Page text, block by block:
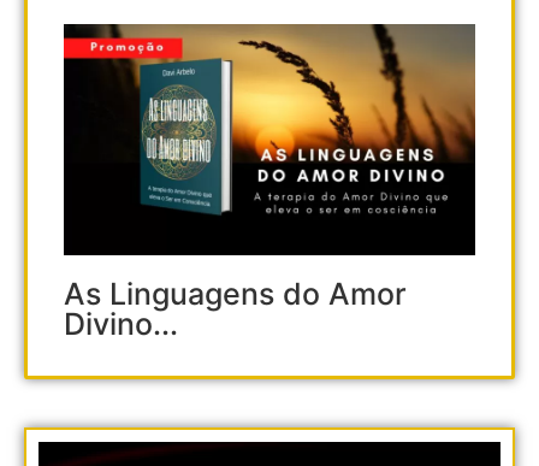
As Linguagens do Amor
Divino...